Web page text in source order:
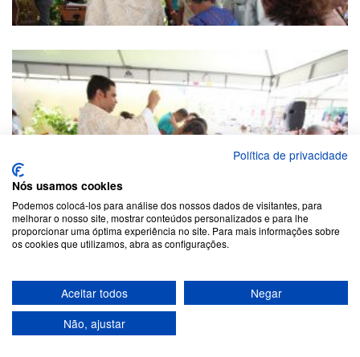
Política de privacidade
Nós usamos cookies
Podemos colocá-los para análise dos nossos dados de visitantes, para
melhorar o nosso site, mostrar conteúdos personalizados e para lhe
proporcionar uma óptima experiência no site. Para mais informações sobre
os cookies que utilizamos, abra as configurações.
Aceitar todos
Negar
Não, ajustar